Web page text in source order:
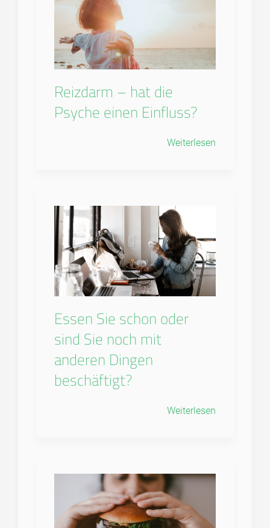
Reizdarm – hat die
Psyche einen Einfluss?
Weiterlesen
Essen Sie schon oder
sind Sie noch mit
anderen Dingen
beschäftigt?
Weiterlesen